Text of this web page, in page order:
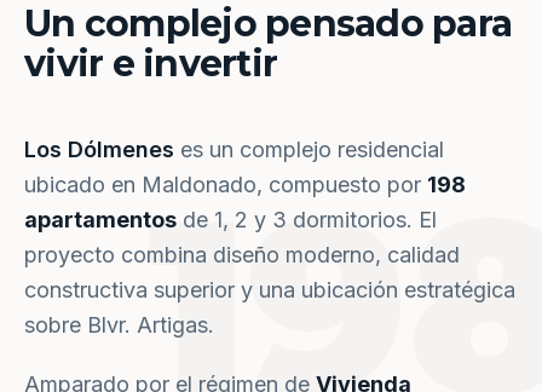
Un complejo pensado para
vivir e invertir
Los Dólmenes es un complejo residencial
ubicado en Maldonado, compuesto por 198
apartamentos de 1, 2 y 3 dormitorios. El
proyecto combina diseño moderno, calidad
constructiva superior y una ubicación estratégica
sobre Blvr. Artigas.
Amparado por el régimen de Vivienda